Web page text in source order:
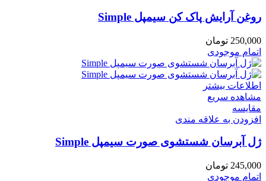
روغن آرایش پاک کن سیمپل Simple
250,000 تومان
اتمام موجودی
اطلاعات بیشتر
مشاهده سریع
مقایسه
افزودن به علاقه مندی
ژل آبرسان شستشوی صورت سیمپل Simple
245,000 تومان
اتمام موجودی